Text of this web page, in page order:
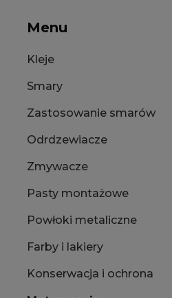
Menu
Kleje
Smary
Zastosowanie smarów
Odrdzewiacze
Zmywacze
Pasty montażowe
Powłoki metaliczne
Farby i lakiery
Konserwacja i ochrona